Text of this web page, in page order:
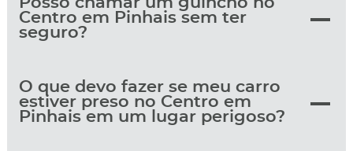
Centro em Pinhais sem ter
seguro?
O que devo fazer se meu carro
estiver preso no Centro em
Pinhais em um lugar perigoso?